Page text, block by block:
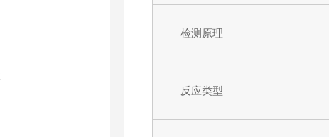
检测原理
反应类型